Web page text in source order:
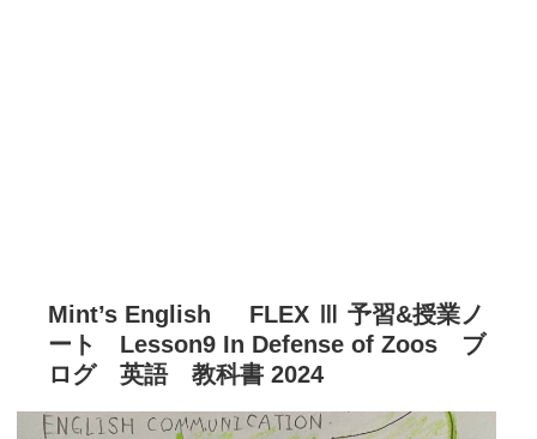
Mint’s English FLEX Ⅲ 予習&授業ノ
ート Lesson9 In Defense of Zoos ブ
ログ 英語 教科書 2024